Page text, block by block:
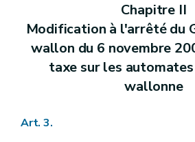
Chapitre II
Modification à l'arrêté du
wallon du 6 novembre
taxe sur les
wallonne
Art. 3.